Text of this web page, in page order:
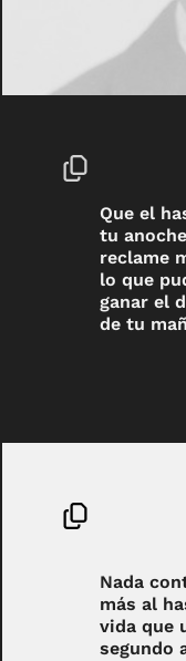
Que el
tu
reclame
lo que
ganar el
de tu
Nada
más al
vida que
segundo